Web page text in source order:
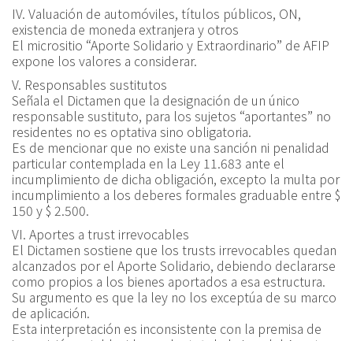
IV. Valuación de automóviles, títulos públicos, ON,
existencia de moneda extranjera y otros
El micrositio “Aporte Solidario y Extraordinario” de AFIP
expone los valores a considerar.
V. Responsables sustitutos
Señala el Dictamen que la designación de un único
responsable sustituto, para los sujetos “aportantes” no
residentes no es optativa sino obligatoria.
Es de mencionar que no existe una sanción ni penalidad
particular contemplada en la Ley 11.683 ante el
incumplimiento de dicha obligación, excepto la multa por
incumplimiento a los deberes formales graduable entre $
150 y $ 2.500.
VI. Aportes a trust irrevocables
El Dictamen sostiene que los trusts irrevocables quedan
alcanzados por el Aporte Solidario, debiendo declararse
como propios a los bienes aportados a esa estructura.
Su argumento es que la ley no los exceptúa de su marco
de aplicación.
Esta interpretación es inconsistente con la premisa de